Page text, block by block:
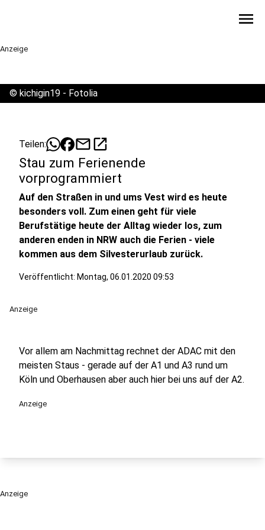
menu
Anzeige
© kichigin19 - Fotolia
Teilen: mailopen_in_new
Stau zum Ferienende
vorprogrammiert
Auf den Straßen in und ums Vest wird es heute
besonders voll. Zum einen geht für viele
Berufstätige heute der Alltag wieder los, zum
anderen enden in NRW auch die Ferien - viele
kommen aus dem Silvesterurlaub zurück.
Veröffentlicht: Montag, 06.01.2020 09:53
Anzeige
Vor allem am Nachmittag rechnet der ADAC mit den
meisten Staus - gerade auf der A1 und A3 rund um
Köln und Oberhausen aber auch hier bei uns auf der A2.
Anzeige
Anzeige